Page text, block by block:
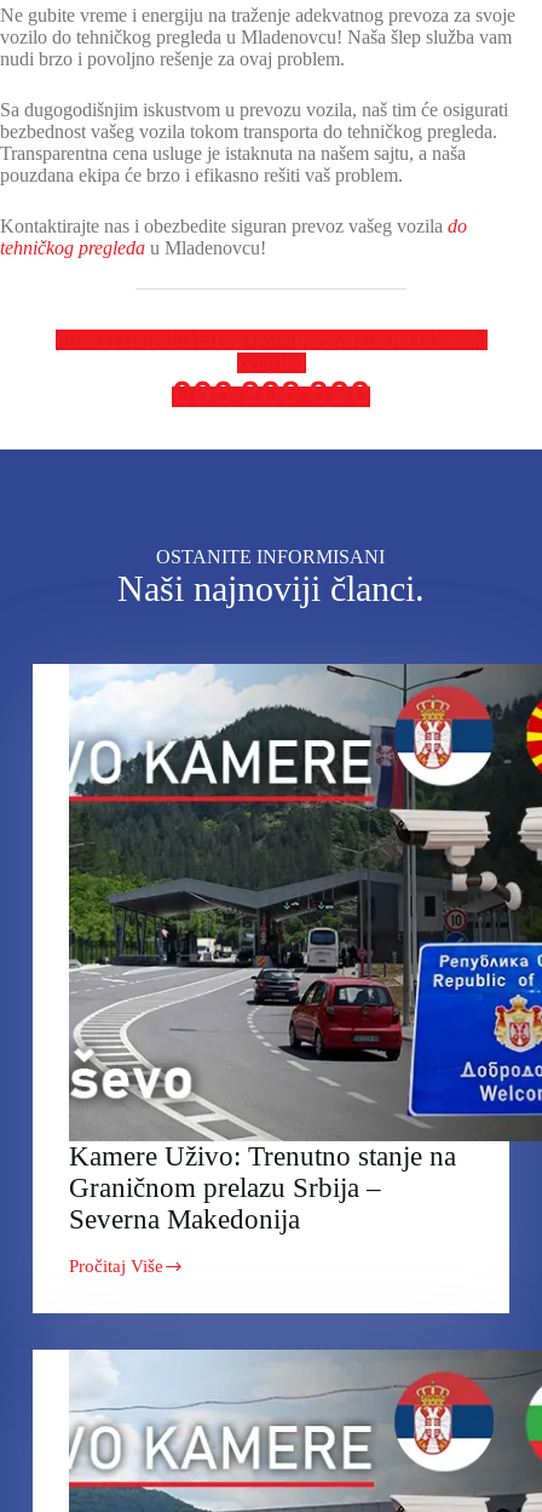
Ne gubite vreme i energiju na traženje adekvatnog prevoza za svoje
vozilo do tehničkog pregleda u Mladenovcu! Naša šlep služba vam
nudi brzo i povoljno rešenje za ovaj problem.
Sa dugogodišnjim iskustvom u prevozu vozila, naš tim će osigurati
bezbednost vašeg vozila tokom transporta do tehničkog pregleda.
Transparentna cena usluge je istaknuta na našem sajtu, a naša
pouzdana ekipa će brzo i efikasno rešiti vaš problem.
Kontaktirajte nas i obezbedite siguran prevoz vašeg vozila do
tehničkog pregleda u Mladenovcu!
066 208 800
OSTANITE INFORMISANI
Naši najnoviji članci.
Kamere Uživo: Trenutno stanje na
Graničnom prelazu Srbija –
Severna Makedonija
Pročitaj Više
Kamere
Trenutno
Srbija
–
Severna
Makedonija